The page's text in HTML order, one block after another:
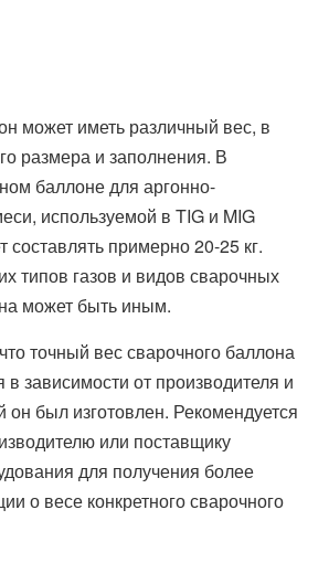
может иметь различный вес, в
размера и заполнения. В
баллоне для аргонно-
используемой в TIG и MIG
составлять примерно 20-25 кг.
типов газов и видов сварочных
может быть иным.
точный вес сварочного баллона
в зависимости от производителя и
он был изготовлен. Рекомендуется
или поставщику
для получения более
о весе конкретного сварочного